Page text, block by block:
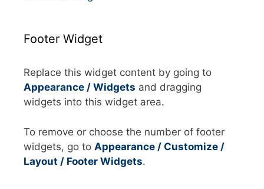
Footer Widget
Replace this widget content by going to
Appearance / Widgets and dragging
widgets into this widget area.
To remove or choose the number of footer
widgets, go to Appearance / Customize /
Layout / Footer Widgets.